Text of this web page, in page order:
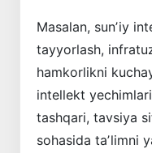
Masalan, sunʼiy
tayyorlash,
hamkorlikni
intellekt
tashqari, tavsiya
sohasida taʼlimni